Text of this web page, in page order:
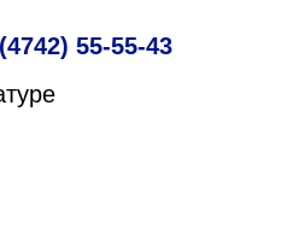
55-55-43